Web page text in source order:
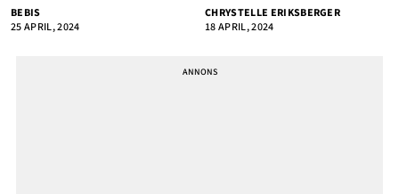
BEBIS
25 APRIL, 2024
CHRYSTELLE ERIKSBERGER
18 APRIL, 2024